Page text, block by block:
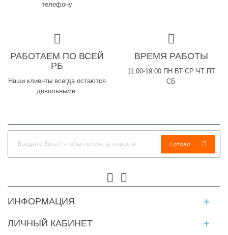
телефону
РАБОТАЕМ ПО ВСЕЙ
РБ
Наши клиенты всегда остаются
довольными.
ВРЕМЯ РАБОТЫ
11:00-19:00 ПН ВТ СР ЧТ ПТ
СБ
Готово
ИНФОРМАЦИЯ
ЛИЧНЫЙ КАБИНЕТ